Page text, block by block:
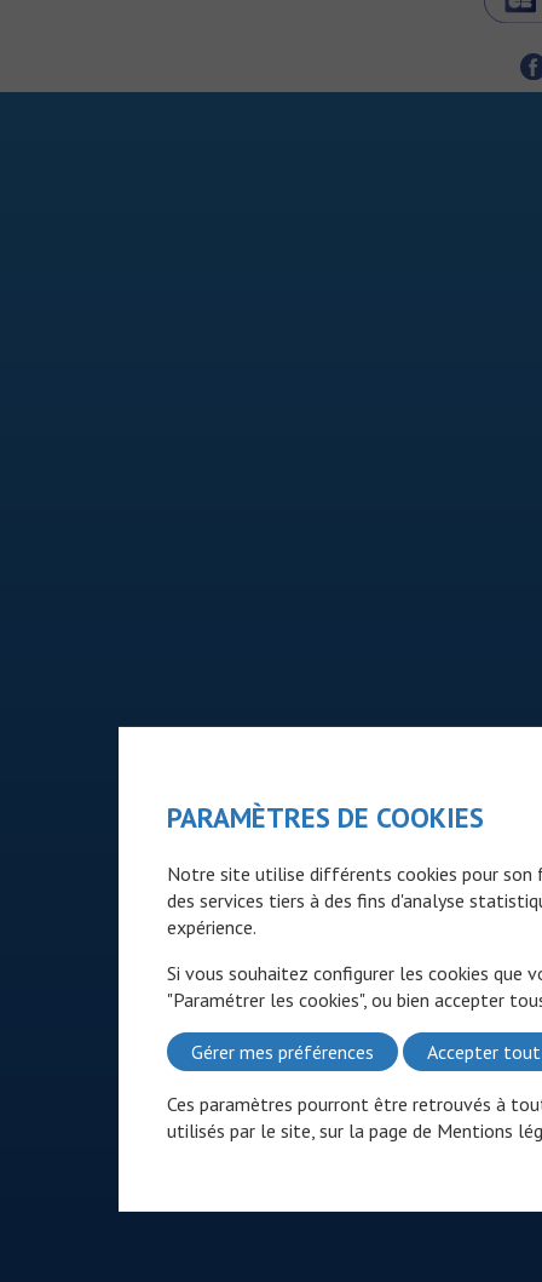
PARAMÈTRES DE COOKIES
Notre site utilise différents cookies pour son
des services tiers à des fins d'analyse
expérience.
Si vous souhaitez configurer les cookies que
"Paramétrer les cookies", ou bien accepter
Gérer mes préférences Accepter tout
Ces paramètres pourront être retrouvés à
utilisés par le site, sur la page de Mentions